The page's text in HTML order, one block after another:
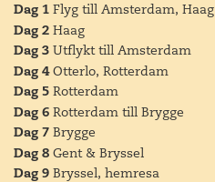
Dag 1 Flyg till Amsterdam, Haag
Dag 2 Haag
Dag 3 Utflykt till Amsterdam
Dag 4 Otterlo, Rotterdam
Dag 5 Rotterdam
Dag 6 Rotterdam till Brygge
Dag 7 Brygge
Dag 8 Gent & Bryssel
Dag 9 Bryssel, hemresa